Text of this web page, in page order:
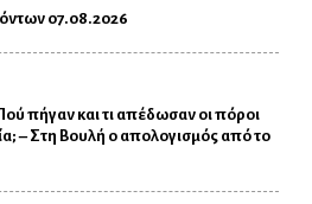
07.08.2026
πήγαν και τι απέδωσαν οι πόροι
– Στη Βουλή ο απολογισμός από το